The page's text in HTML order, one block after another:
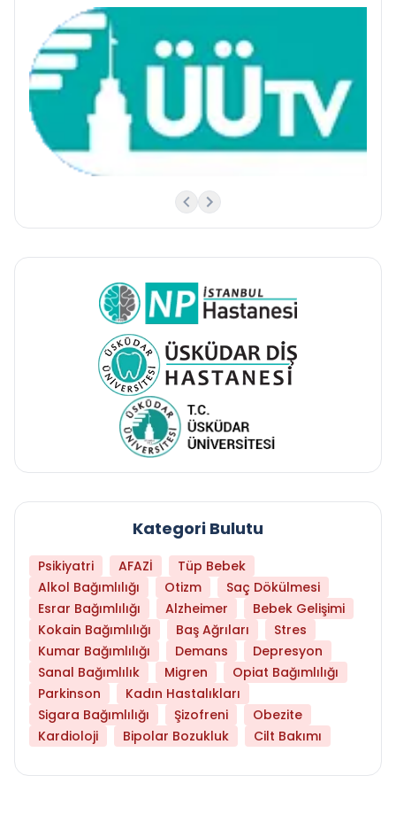
Kategori Bulutu
Psikiyatri AFAZİ
Tüp Bebek
Alkol Bağımlılığı
Otizm
Saç Dökülmesi
Esrar Bağımlılığı
Alzheimer
Bebek Gelişimi
Kokain Bağımlılığı
Baş Ağrıları
Stres
Kumar Bağımlılığı
Demans
Depresyon
Sanal Bağımlılık
Migren
Opiat Bağımlılığı
Parkinson
Kadın Hastalıkları
Sigara Bağımlılığı
Şizofreni
Obezite
Kardioloji
Bipolar Bozukluk Cilt Bakımı